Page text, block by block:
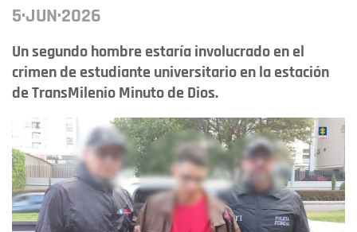
5·JUN·2026
Un segundo hombre estaría involucrado en el
crimen de estudiante universitario en la estación
de TransMilenio Minuto de Dios.